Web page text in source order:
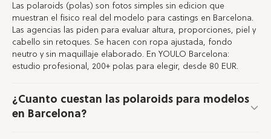
Las polaroids (polas) son fotos simples sin edicion que
muestran el fisico real del modelo para castings en Barcelona.
Las agencias las piden para evaluar altura, proporciones, piel y
cabello sin retoques. Se hacen con ropa ajustada, fondo
neutro y sin maquillaje elaborado. En YOULO Barcelona:
estudio profesional, 200+ polas para elegir, desde 80 EUR.
¿Cuanto cuestan las polaroids para modelos
en Barcelona?